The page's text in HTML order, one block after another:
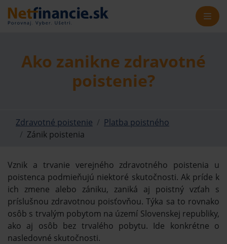
Ako zanikne zdravotné
poistenie?
Zdravotné poistenie
Platba poistného
Zánik poistenia
Vznik a trvanie verejného zdravotného poistenia u
poistenca podmieňujú niektoré skutočnosti. Ak príde k
ich zmene alebo zániku, zaniká aj poistný vzťah s
príslušnou zdravotnou poisťovňou. Týka sa to rovnako
osôb s trvalým pobytom na území Slovenskej republiky,
ako aj osôb bez trvalého pobytu. Ide konkrétne o
nasledovné skutočnosti.